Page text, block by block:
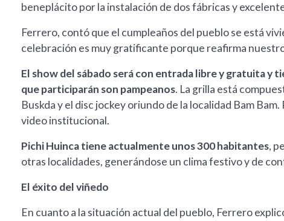
beneplácito por la instalación de dos fábricas y
Ferrero, contó que el cumpleaños del pueblo se está
celebración es muy gratificante porque reafirma
El show del sábado será con entrada libre y gratuita
que participarán son pampeanos. La grilla está
Buskda y el disc jockey oriundo de la localidad Bam
video institucional.
Pichi Huinca tiene actualmente unos 300 habitantes,
otras localidades, generándose un clima festivo y de
El éxito del viñedo
En cuanto a la situación actual del pueblo, Ferrero